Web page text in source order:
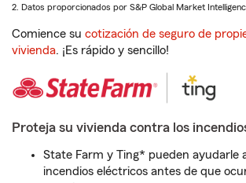
2. Datos proporcionados por S&P Global Market
Comience su cotización de seguro de
vivienda. ¡Es rápido y sencillo!
Proteja su vivienda contra los
State Farm y Ting* pueden ayudarle
incendios eléctricos antes de que